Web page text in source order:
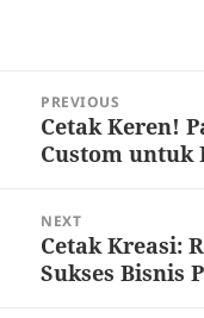
navigation
PREVIOUS
Previous
post:
Cetak Keren!
Custom untuk
NEXT
Next
post:
Cetak Kreasi:
Sukses Bisnis